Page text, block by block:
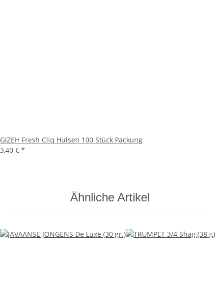
GIZEH Fresh Cliq Hülsen 100 Stück Packung
3,40 € *
Ähnliche Artikel